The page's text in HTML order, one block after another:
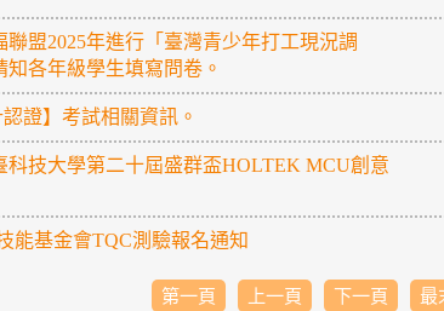
聯盟2025年進行「臺灣青少年打工現況調
知各年級學生填寫問卷。
認證】考試相關資訊。
科技大學第二十屆盛群盃HOLTEK MCU創意
能基金會TQC測驗報名通知
第一頁 上一頁 下一頁 最